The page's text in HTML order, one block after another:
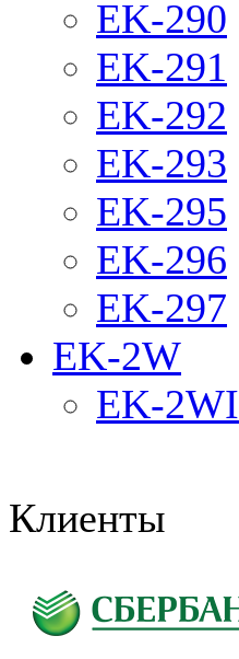
EK-290
EK-291
EK-292
EK-293
EK-295
EK-296
EK-297
EK-2W
EK-2WI
Клиенты